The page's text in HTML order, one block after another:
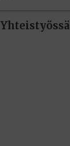
Yhteistyössä